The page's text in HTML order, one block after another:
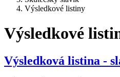
Výsledkové listiny
Výsledkové
Výsledková listina -